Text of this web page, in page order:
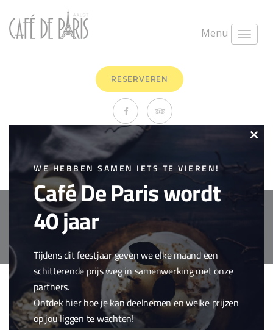
Menu
RESERVEREN
Lindemans Red
maart 26th, 2018
0 Comments
Drank,Gin & tonic
Copyright © 2018 Cafe de Paris. All Rights Reserved.
webdesign byconversal
WE HEBBEN SAMEN IETS TE VIEREN!
Café De Paris wordt
40 jaar
Tijdens dit feestjaar geven we elke maand een
schitterende prijs weg in samenwerking met onze
partners.
Ontdek hier hoe je kan deelnemen en welke prijzen
op jou liggen te wachten!